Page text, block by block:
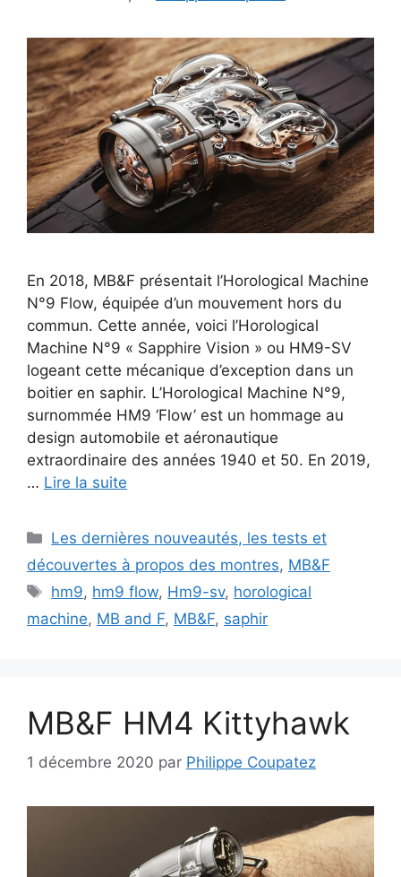
En 2018, MB&F présentait l’Horological Machine
N°9 Flow, équipée d’un mouvement hors du
commun. Cette année, voici l’Horological
Machine N°9 « Sapphire Vision » ou HM9-SV
logeant cette mécanique d’exception dans un
boitier en saphir. L’Horological Machine N°9,
surnommée HM9 ‘Flow’ est un hommage au
design automobile et aéronautique
extraordinaire des années 1940 et 50. En 2019,
… Lire la suite
Catégories
Les dernières nouveautés, les tests et
découvertes à propos des montres, MB&F
Étiquettes
hm9, hm9 flow, Hm9-sv, horological
machine, MB and F, MB&F, saphir
MB&F HM4 Kittyhawk
1 décembre 2020 par Philippe Coupatez